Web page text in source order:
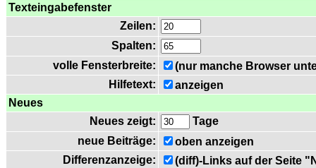
Texteingabefenster
Zeilen:
Spalten:
volle Fensterbreite:
(nur manche Browser
Hilfetext:
anzeigen
Neues
Neues zeigt:
Tage
neue Beiträge:
oben anzeigen
Differenzanzeige:
(diff)-Links auf der Seite